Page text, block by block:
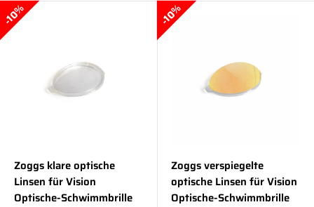
10%
Zoggs klare optische
Linsen für Vision
Optische-Schwimmbrille
10%
Zoggs verspiegelte
optische Linsen für Vision
Optische-Schwimmbrille